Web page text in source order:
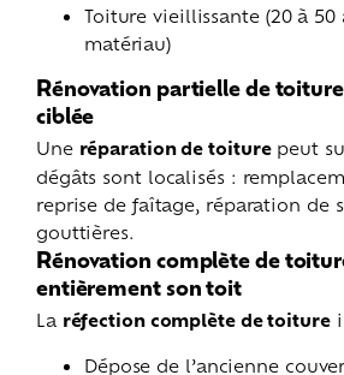
Toiture vieillissante (20 à 50
matériau)
Rénovation partielle de
ciblée
Une réparation de toiturepeut
dégâts sont localisés :
reprise de faîtage, réparation de
gouttières.
Rénovation complète de
entièrement son toit
La réfection complète de toiture
Dépose de l’ancienne